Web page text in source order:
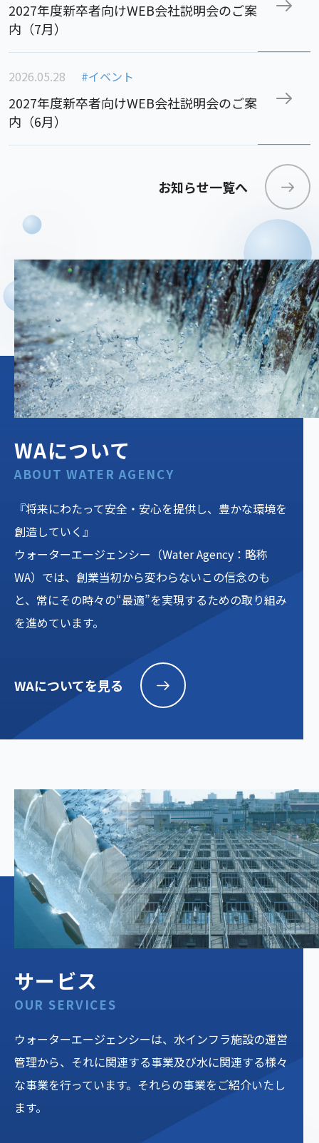
2027年度新卒者向けWEB会社説明会のご案
内（7月）
2026.05.28 #イベント
2027年度新卒者向けWEB会社説明会のご案
内（6月）
お知らせ一覧へ
WAについて
ABOUT WATER AGENCY
『将来にわたって安全・安心を提供し、豊かな環境を
創造していく』
ウォーターエージェンシー（Water Agency：略称
WA）では、創業当初から変わらないこの信念のも
と、常にその時々の“最適”を実現するための取り組み
を進めています。
WAについてを見る
サービス
OUR SERVICES
ウォーターエージェンシーは、水インフラ施設の運営
管理から、それに関連する事業及び⽔に関連する様々
な事業を行っています。それらの事業をご紹介いたし
ます。